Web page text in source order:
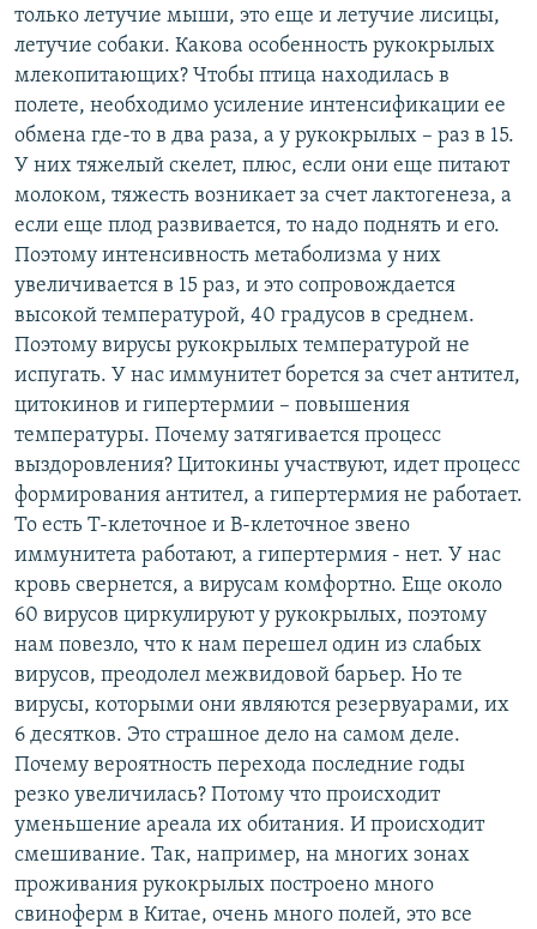
только летучие мыши, это еще и летучие лисицы,
летучие собаки. Какова особенность рукокрылых
млекопитающих? Чтобы птица находилась в
полете, необходимо усиление интенсификации ее
обмена где-то в два раза, а у рукокрылых – раз в 15.
У них тяжелый скелет, плюс, если они еще питают
молоком, тяжесть возникает за счет лактогенеза, а
если еще плод развивается, то надо поднять и его.
Поэтому интенсивность метаболизма у них
увеличивается в 15 раз, и это сопровождается
высокой температурой, 40 градусов в среднем.
Поэтому вирусы рукокрылых температурой не
испугать. У нас иммунитет борется за счет антител,
цитокинов и гипертермии – повышения
температуры. Почему затягивается процесс
выздоровления? Цитокины участвуют, идет процесс
формирования антител, а гипертермия не работает.
То есть T-клеточное и B-клеточное звено
иммунитета работают, а гипертермия - нет. У нас
кровь свернется, а вирусам комфортно. Еще около
60 вирусов циркулируют у рукокрылых, поэтому
нам повезло, что к нам перешел один из слабых
вирусов, преодолел межвидовой барьер. Но те
вирусы, которыми они являются резервуарами, их
6 десятков. Это страшное дело на самом деле.
Почему вероятность перехода последние годы
резко увеличилась? Потому что происходит
уменьшение ареала их обитания. И происходит
смешивание. Так, например, на многих зонах
проживания рукокрылых построено много
свиноферм в Китае, очень много полей, это все